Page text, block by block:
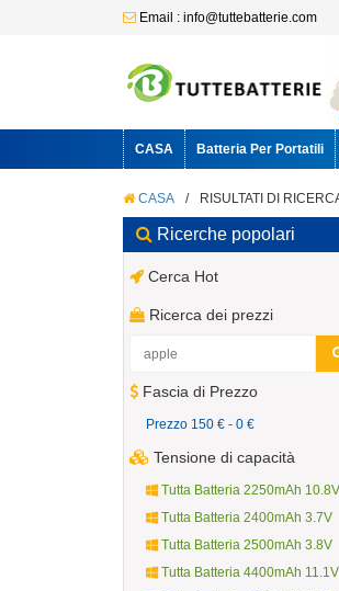
Email : info@tuttebatterie.com
CASA Batteria Per Portatili
CASA / RISULTATI DI
Ricerche popolari
Cerca Hot
Ricerca dei prezzi
Fascia di Prezzo
Prezzo 150 € - 0 €
Tensione di capacità
Tutta Batteria 2250mAh 10.8V
Tutta Batteria 2400mAh 3.7V
Tutta Batteria 2500mAh 3.8V
Tutta Batteria 4400mAh 11.1V